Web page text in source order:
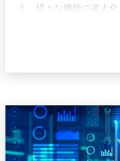
え、様々な機能の省人
ならない通信基盤技術
を行った。通信の最新